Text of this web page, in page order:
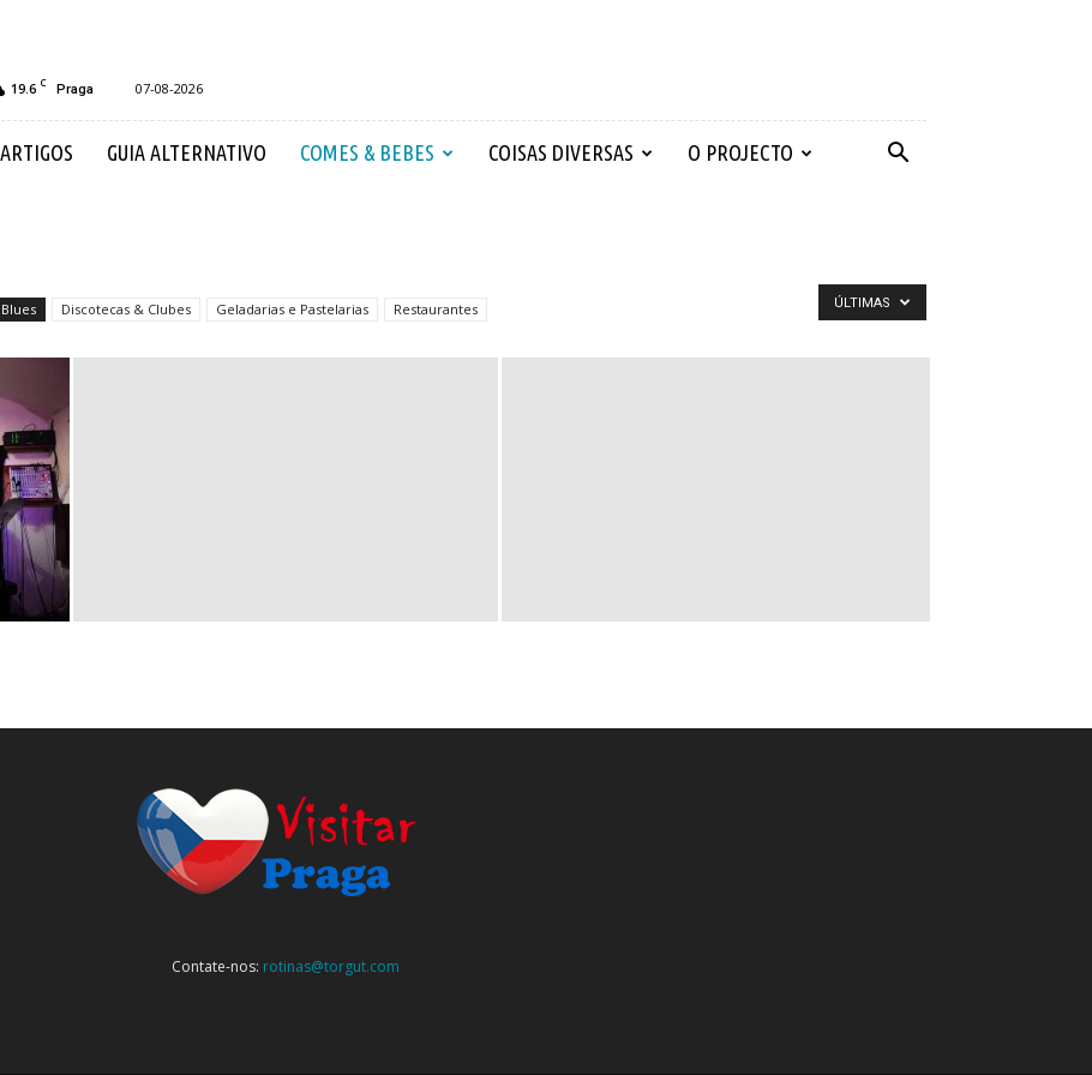
19.6 C Praga 07-08-2026
ARTIGOS GUIA ALTERNATIVO COMES & BEBES COISAS DIVERSAS O PROJECTO
Discotecas & Clubes Geladarias e Pastelarias Restaurantes ÚLTIMAS
Contate-nos: rotinas@torgut.com